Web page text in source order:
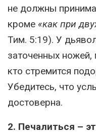
не должны
кроме «как при
Тим. 5:19). У
заточенных ножей,
кто стремится
Убедитесь, что
достоверна.
2. Печалиться –